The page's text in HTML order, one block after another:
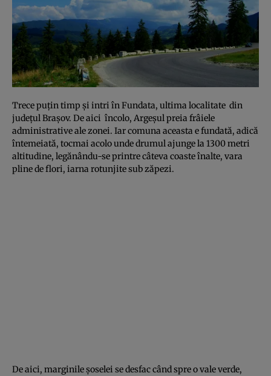
Trece puţin timp şi intri în Fundata, ultima localitate din
judeţul Braşov. De aici încolo, Argeşul preia frâiele
administrative ale zonei. Iar comuna aceasta e fundată, adică
întemeiată, tocmai acolo unde drumul ajunge la 1300 metri
altitudine, legănându-se printre câteva coaste înalte, vara
pline de flori, iarna rotunjite sub zăpezi.
De aici, marginile şoselei se desfac când spre o vale verde,